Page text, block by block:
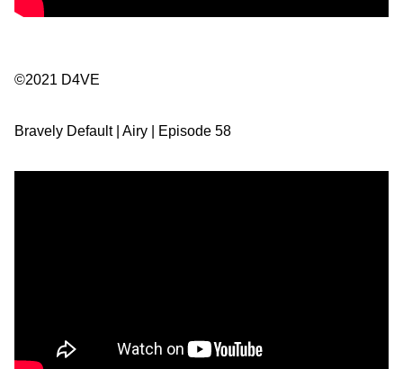
©2021 D4VE
Bravely Default | Airy | Episode 58